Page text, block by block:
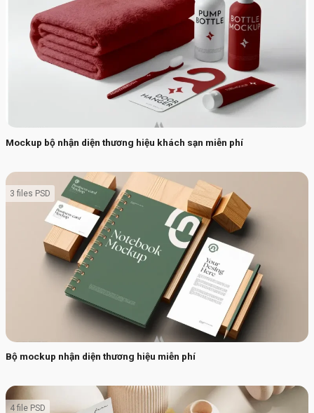
Mockup bộ nhận diện thương hiệu khách sạn miễn phí
Bộ mockup nhận diện thương hiệu miễn phí
3 files PSD
4 file PSD